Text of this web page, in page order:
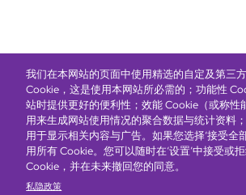
我们在本网站的页面中使用精选的自定及第三
Cookie，这是使用本网站所必需的；功能性
站时提供更好的便利性；效能 Cookie（或称性
用来生成网站使用情况的聚合数据与统计资料
用于显示相关内容与广告。如果您选择‘接受全
用所有 Cookie。您可以随时在‘设置’中接受或
Cookie，并在未来撤回您的同意。
私隐政策